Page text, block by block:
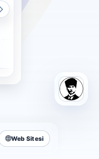
Web Sitesi